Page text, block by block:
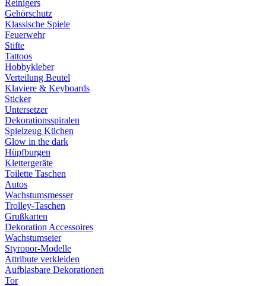
Reinigers
Gehörschutz
Klassische Spiele
Feuerwehr
Stifte
Tattoos
Hobbykleber
Verteilung Beutel
Klaviere & Keyboards
Sticker
Untersetzer
Dekorationsspiralen
Spielzeug Küchen
Glow in the dark
Hüpfburgen
Klettergeräte
Toilette Taschen
Autos
Wachstumsmesser
Trolley-Taschen
Grußkarten
Dekoration Accessoires
Wachstumseier
Styropor-Modelle
Attribute verkleiden
Aufblasbare Dekorationen
Tor